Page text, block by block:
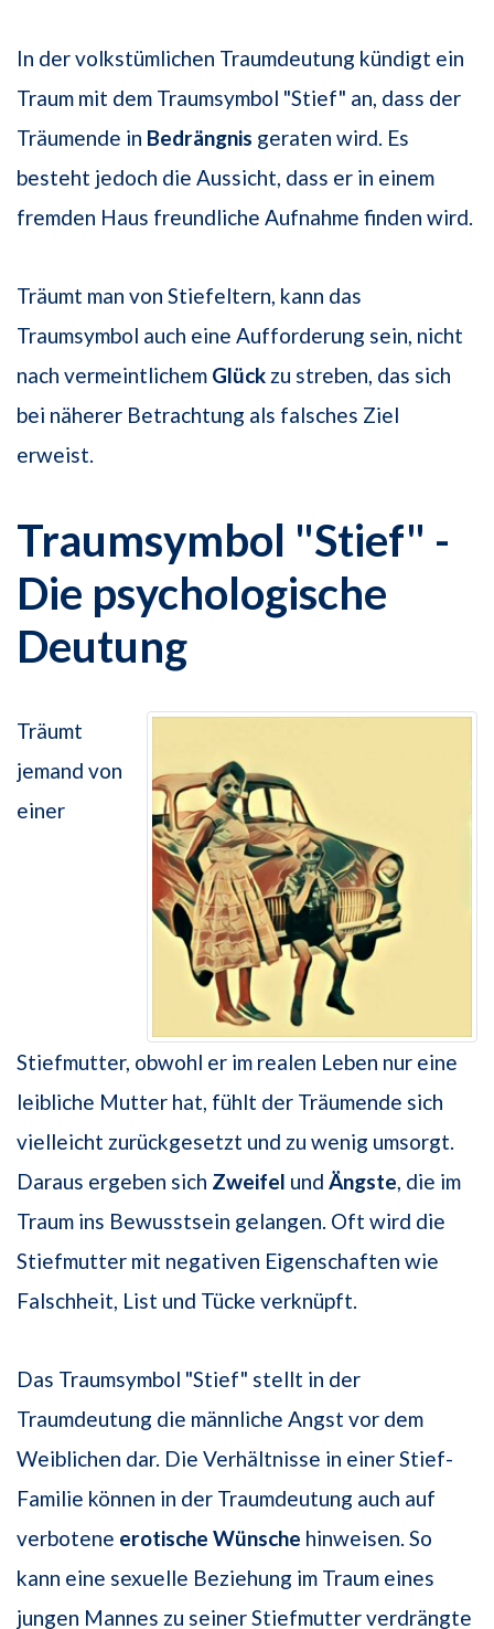
In der volkstümlichen Traumdeutung kündigt ein
Traum mit dem Traumsymbol "Stief" an, dass der
Träumende in Bedrängnis geraten wird. Es
besteht jedoch die Aussicht, dass er in einem
fremden Haus freundliche Aufnahme finden wird.
Träumt man von Stiefeltern, kann das
Traumsymbol auch eine Aufforderung sein, nicht
nach vermeintlichem Glück zu streben, das sich
bei näherer Betrachtung als falsches Ziel
erweist.
Traumsymbol "Stief" -
Die psychologische
Deutung
Träumt
jemand von
einer
Stiefmutter, obwohl er im realen Leben nur eine
leibliche Mutter hat, fühlt der Träumende sich
vielleicht zurückgesetzt und zu wenig umsorgt.
Daraus ergeben sich Zweifel und Ängste, die im
Traum ins Bewusstsein gelangen. Oft wird die
Stiefmutter mit negativen Eigenschaften wie
Falschheit, List und Tücke verknüpft.
Das Traumsymbol "Stief" stellt in der
Traumdeutung die männliche Angst vor dem
Weiblichen dar. Die Verhältnisse in einer Stief-
Familie können in der Traumdeutung auch auf
verbotene erotische Wünsche hinweisen. So
kann eine sexuelle Beziehung im Traum eines
jungen Mannes zu seiner Stiefmutter verdrängte